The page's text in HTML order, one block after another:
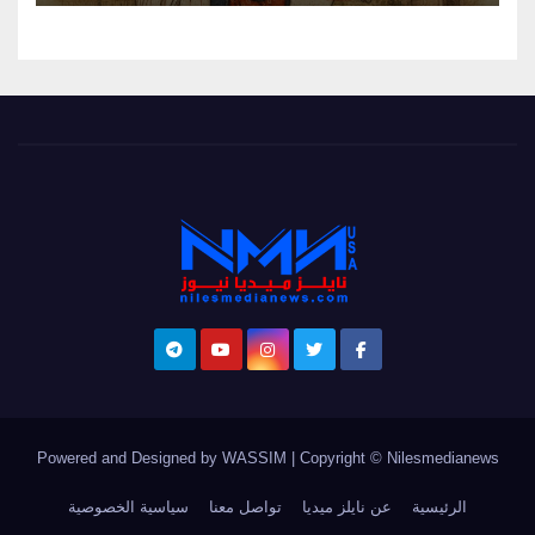
Powered and Designed by WASSIM Copyright © Nilesmedianews
الرئيسية عن نايلز ميديا تواصل معنا سياسية الخصوصية